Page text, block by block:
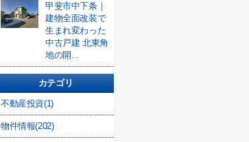
甲斐市中下条｜
建物全面改装で
生まれ変わった
中古戸建 北東角
地の開...
カテゴリ
不動産投資(1)
物件情報(202)